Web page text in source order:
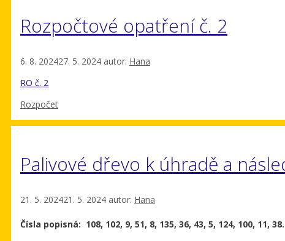
Rozpočtové opatření č. 2
6. 8. 202427. 5. 2024 autor: Hana
RO č. 2
Rubriky
Rozpočet
Palivové dřevo k úhradě a
21. 5. 202421. 5. 2024 autor: Hana
Čísla popisná: 108, 102, 9, 51, 8, 135, 36, 43, 5, 124, 100, 11, 38.